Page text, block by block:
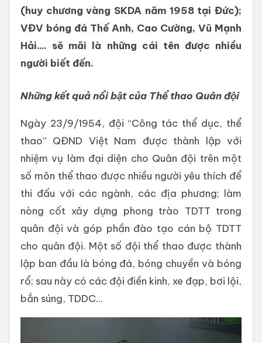
(huy chương vàng SKDA năm 1958 tại Đức);
VĐV bóng đá Thế Anh, Cao Cường, Vũ Mạnh
Hải.... sẽ mãi là những cái tên được nhiều
người biết đến.
Những kết quả nổi bật của Thể thao Quân đội
Ngày 23/9/1954, đội “Công tác thể dục, thể
thao” QĐND Việt Nam được thành lập với
nhiệm vụ làm đại diện cho Quân đội trên một
số môn thể thao được nhiều người yêu thích để
thi đấu với các ngành, các địa phương; làm
nòng cốt xây dựng phong trào TDTT trong
quân đội và góp phần đào tạo cán bộ TDTT
cho quân đội. Một số đội thể thao được thành
lập ban đầu là bóng đá, bóng chuyền và bóng
rổ; sau này có các đội điền kinh, xe đạp, bơi lội,
bắn súng, TDDC...